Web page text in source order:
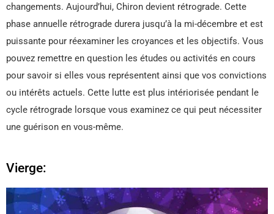
changements. Aujourd’hui, Chiron devient rétrograde. Cette
phase annuelle rétrograde durera jusqu’à la mi-décembre et est
puissante pour réexaminer les croyances et les objectifs. Vous
pouvez remettre en question les études ou activités en cours
pour savoir si elles vous représentent ainsi que vos convictions
ou intérêts actuels. Cette lutte est plus intériorisée pendant le
cycle rétrograde lorsque vous examinez ce qui peut nécessiter
une guérison en vous-même.
Vierge: